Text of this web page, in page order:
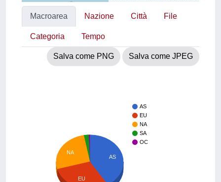
Macroarea Nazione Città File
Categoria Tempo
Salva come PNG Salva come JPEG
AS
EU
NA
SA
OC
AS
NA
EU